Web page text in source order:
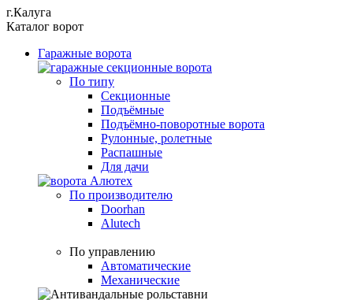
г.Калуга
Каталог ворот
Гаражные ворота
По типу
Секционные
Подъёмные
Подъёмно-поворотные ворота
Рулонные, ролетные
Распашные
Для дачи
По производителю
Doorhan
Alutech
По управлению
Автоматические
Механические